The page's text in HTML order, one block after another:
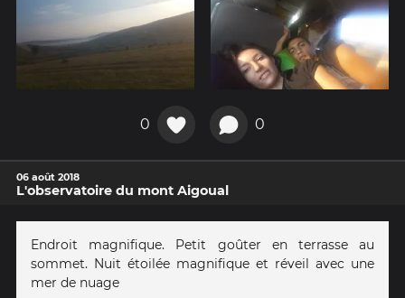
0 0
06 août 2018
L'observatoire du mont Aigoual
Endroit magnifique. Petit goûter en terrasse au
sommet. Nuit étoilée magnifique et réveil avec une
mer de nuage